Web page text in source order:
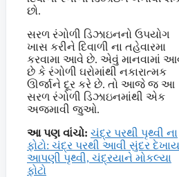
છો.
સરળ રંગોળી ડિઝાઇનનો ઉપયોગ
ખાસ કરીને દિવાળી ના તહેવારમા
કરવામા આવે છે. એવું માનવામાં
છે કે રંગોળી ઘરોમાંથી નકારાત્મક
ઊર્જાને દૂર કરે છે. તો આજે જ આ
સરળ રંગોળી ડિઝાઇનમાંથી એક
અજમાવી જુઓ.
આ પણ વાંચો: ચંદ્ર પરથી પૃથ્વી ના
ફોટો: ચંદ્ર પરથી આવી સુંદર
આપણી પૃથ્વી, ચંદ્રયાને મોકલ્યા
ફોટો